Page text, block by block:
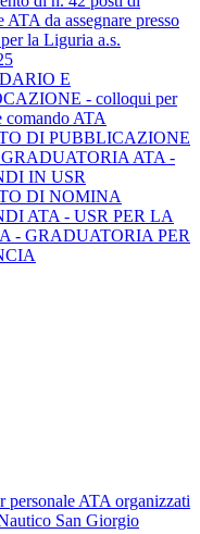
ATA da assegnare presso
la Liguria a.s.
E
- colloqui per
comando ATA
DI PUBBLICAZIONE
ATA -
IN USR
DI NOMINA
ATA - USR PER LA
- GRADUATORIA PER
personale ATA organizzati
San Giorgio